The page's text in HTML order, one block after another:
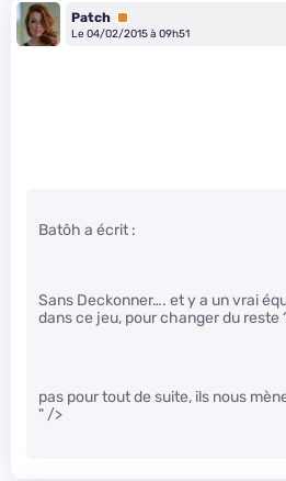
Patch Premium
Le 04/02/2015 à 09h51
Batôh a écrit :
Sans Deckonner…. et y a un vrai
dans ce jeu, pour changer du reste
pas pour tout de suite, ils nous
" />